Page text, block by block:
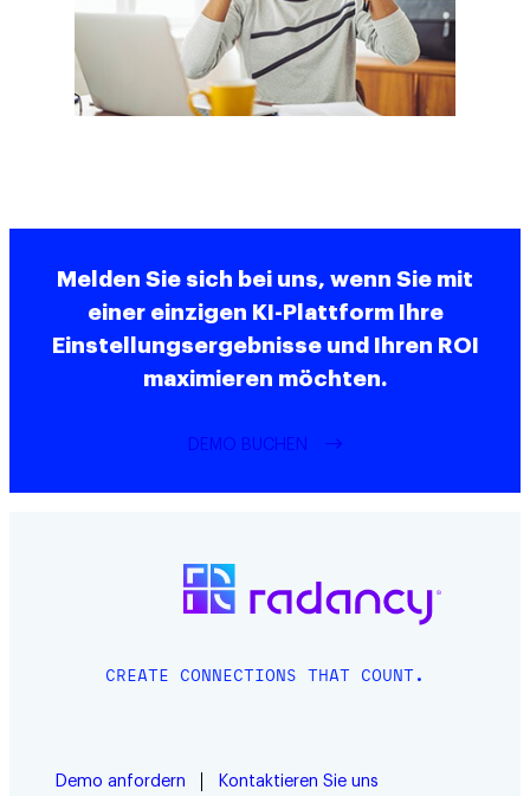
Melden Sie sich bei uns, wenn Sie mit
einer einzigen KI-Plattform Ihre
Einstellungsergebnisse und Ihren ROI
maximieren möchten.
DEMO BUCHEN
CREATE CONNECTIONS THAT COUNT.
Demo anfordern Kontaktieren Sie uns